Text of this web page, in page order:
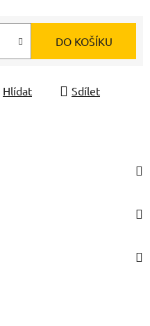
DO KOŠÍKU
Hlídat Sdílet